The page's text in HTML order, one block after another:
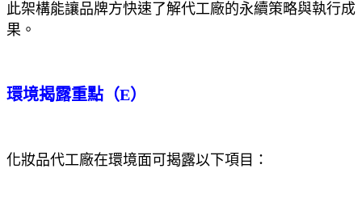
此架構能讓品牌方快速了解代工廠的永續策略與執行成
果。
環境揭露重點（E）
化妝品代工廠在環境面可揭露以下項目：